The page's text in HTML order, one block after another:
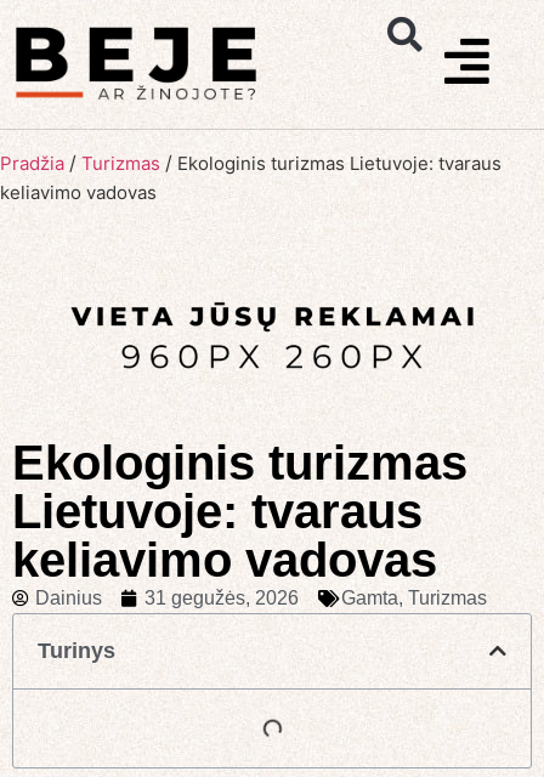
Pradžia / Turizmas / Ekologinis turizmas Lietuvoje: tvaraus
keliavimo vadovas
Ekologinis turizmas
Lietuvoje: tvaraus
keliavimo vadovas
Dainius 31 gegužės, 2026 Gamta, Turizmas
Turinys